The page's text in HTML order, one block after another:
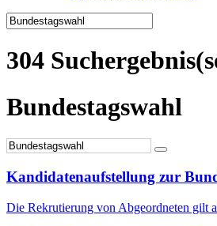
304
Bundestagswahl
Kandidatenaufstellung zur
Die Rekrutierung von Abgeordneten gilt